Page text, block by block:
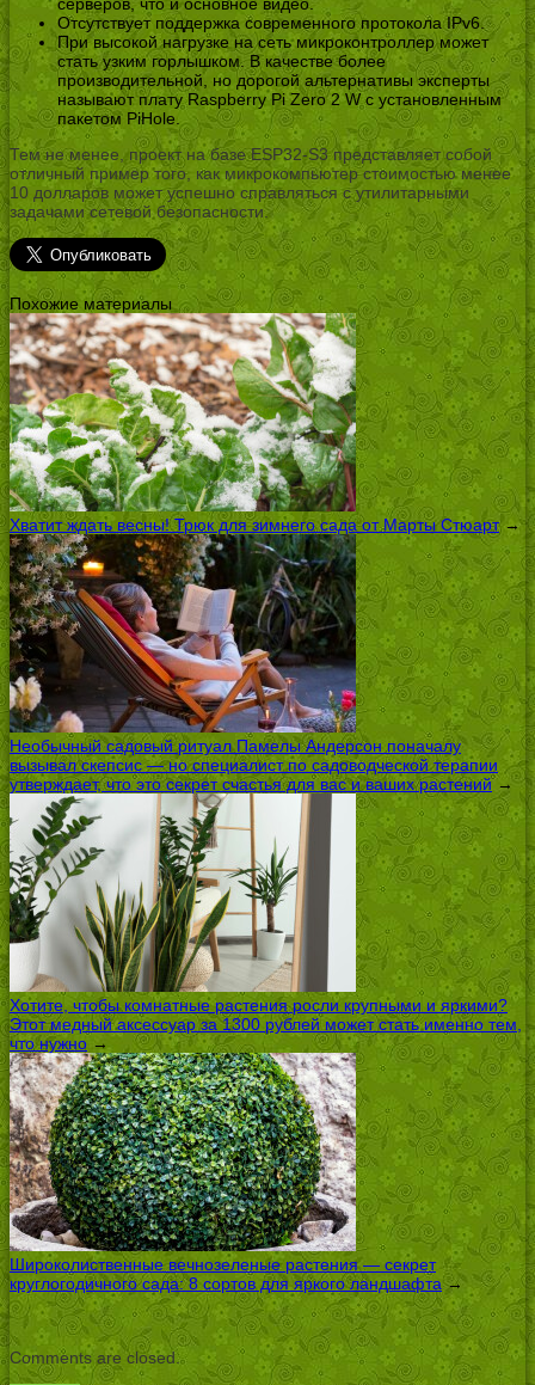
Отсутствует поддержка современного протокола IPv6.
При высокой нагрузке на сеть микроконтроллер может
стать узким горлышком. В качестве более
производительной, но дорогой альтернативы эксперты
называют плату Raspberry Pi Zero 2 W с установленным
пакетом PiHole.
Тем не менее, проект на базе ESP32-S3 представляет собой
отличный пример того, как микрокомпьютер стоимостью менее
10 долларов может успешно справляться с утилитарными
задачами сетевой безопасности.
Похожие материалы
Хватит ждать весны! Трюк для зимнего сада от Марты Стюарт→
Необычный садовый ритуал Памелы Андерсон поначалу
вызывал скепсис — но специалист по садоводческой терапии
утверждает, что это секрет счастья для вас и ваших растений→
Хотите, чтобы комнатные растения росли крупными и яркими?
Этот медный аксессуар за 1300 рублей может стать именно тем,
что нужно →
Широколиственные вечнозеленые растения — секрет
круглогодичного сада: 8 сортов для яркого ландшафта→
Comments are closed.